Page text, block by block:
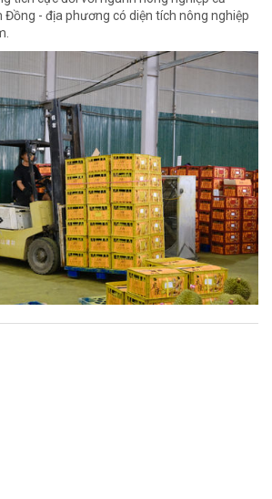
Đồng - địa phương có diện tích nông nghiệp